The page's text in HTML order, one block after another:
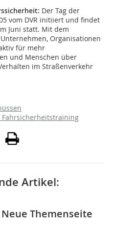
Der Tag der
vom DVR initiiert und findet
Juni statt. Mit dem
Organisationen
für mehr
und Menschen über
im Straßenverkehr
Artikel:
Themenseite